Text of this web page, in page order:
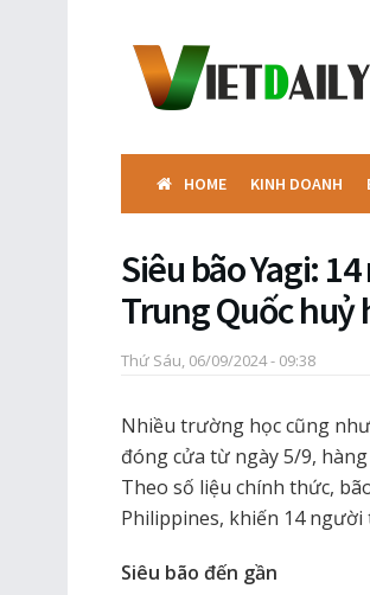
HOME KINH DOANH
Siêu bão Yagi:
Trung Quốc huỷ
Thứ Sáu, 06/09/2024 - 09:38
Nhiều trường học cũng
đóng cửa từ ngày 5/9,
Theo số liệu chính thức,
Philippines, khiến 14 người
Siêu bão đến gần